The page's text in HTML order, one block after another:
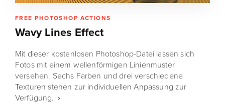
FREE PHOTOSHOP ACTIONS
Wavy Lines Effect
Mit dieser kostenlosen Photoshop-Datei lassen sich
Fotos mit einem wellenförmigen Linienmuster
versehen. Sechs Farben und drei verschiedene
Texturen stehen zur individuellen Anpassung zur
Verfügung.